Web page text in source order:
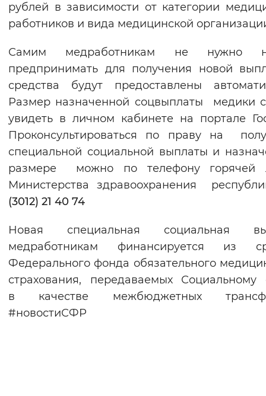
рублей в зависимости от категории
работников и вида медицинской
Самим медработникам не нужно
предпринимать для получения новой
средства будут предоставлены
Размер назначенной соцвыплаты медики
увидеть в личном кабинете на портале
Проконсультироваться по праву на
специальной социальной выплаты и
размере можно по телефону горячей
Министерства здравоохранения
(3012) 21 40 74
Новая специальная социальная
медработникам финансируется из
Федерального фонда обязательного
страхования, передаваемых Социальному
в качестве межбюджетных
#новостиСФР